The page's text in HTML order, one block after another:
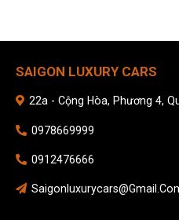
SAIGON LUXURY CARS
22a - Cộng Hòa, Phương 4,
0978669999
0912476666